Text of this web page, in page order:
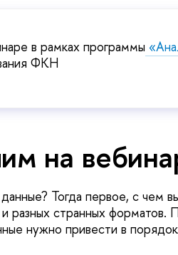
в рамках программы «
ФКН
на
Тогда первое, с чем
разных странных
нужно привести в